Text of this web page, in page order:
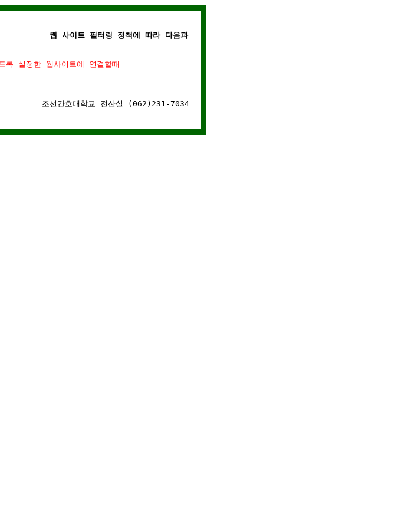
웹 사이트 필터링 정책에 따라 다음과 같은 경우에는 웹사이트 연결이 차단됩니다.
설정한 웹사이트에 연결할때
조선간호대학교 전산실 (062)231-7034